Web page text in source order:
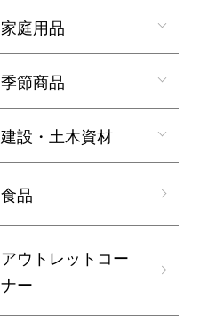
家庭用品
季節商品
建設・土木資材
食品
アウトレットコー
ナー